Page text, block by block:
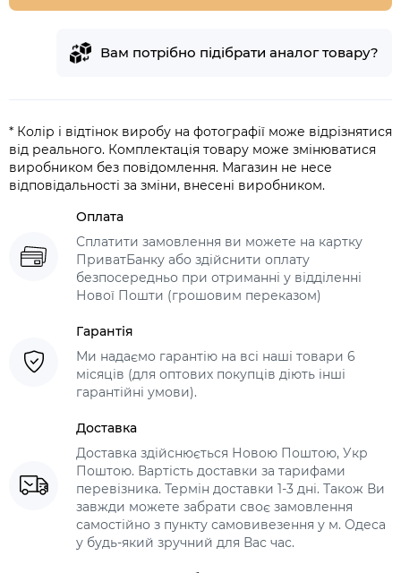
Вам потрібно підібрати аналог товару?
* Колір і відтінок виробу на фотографії може відрізнятися
від реального. Комплектація товару може змінюватися
виробником без повідомлення. Магазин не несе
відповідальності за зміни, внесені виробником.
Оплата
Сплатити замовлення ви можете на картку
ПриватБанку або здійснити оплату
безпосередньо при отриманні у відділенні
Нової Пошти (грошовим переказом)
Гарантія
Ми надаємо гарантію на всі наші товари 6
місяців (для оптових покупців діють інші
гарантійні умови).
Доставка
Доставка здійснюється Новою Поштою, Укр
Поштою. Вартість доставки за тарифами
перевізника. Термін доставки 1-3 дні. Також Ви
завжди можете забрати своє замовлення
самостійно з пункту самовивезення у м. Одеса
у будь-який зручний для Вас час.